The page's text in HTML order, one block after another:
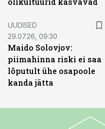
UUDISED
29.07.26, 09:30
Maido Solovjov:
piimahinna riski ei saa
lõputult ühe osapoole
kanda jätta